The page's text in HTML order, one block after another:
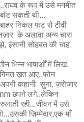
के रूप में उसे मनमीत
सकती थी...
निकल फट से टीवी
के अलावा अन्य चारा
इंसानी सोहबत की चाह
भिन्न भाषाओँ में लिख,
ख़त आए..फोन
कहानी सुना, ज़रोजार
छपने लगे..लेकिन
रही...जीवन में उसे
ज़िम्मेदार,एक माँ